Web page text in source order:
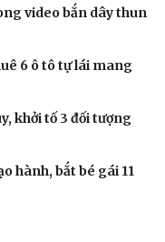
video bắn dây thun
6 ô tô tự lái mang
khởi tố 3 đối tượng
hành, bắt bé gái 11